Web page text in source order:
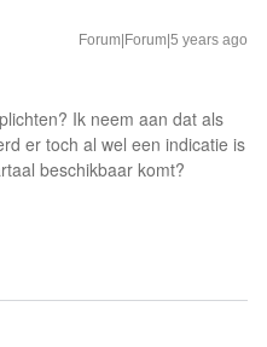
Forum|Forum|5 years ago
Ik neem aan dat als
er toch al wel een indicatie is
beschikbaar komt?